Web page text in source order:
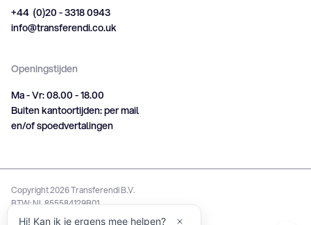
+44 (0)20 - 3318 0943
info@transferendi.co.uk
Openingstijden
Ma - Vr: 08.00 - 18.00
Buiten kantoortijden: per mail
en/of spoedvertalingen
Copyright2026Transferendi B.V.
BTW: NL 855584129B01
Hi! Kan ik je ergens mee helpen?